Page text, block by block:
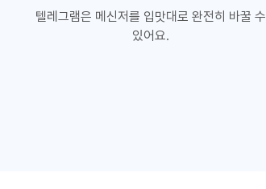
텔레그램은 메신저를 입맛대로 완전히 바꿀 수
있어요.